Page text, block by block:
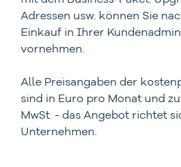
Adressen usw. können Sie
Einkauf in Ihrer
vornehmen.
Alle Preisangaben der
sind in Euro pro Monat und
MwSt. - das Angebot richtet
Unternehmen.